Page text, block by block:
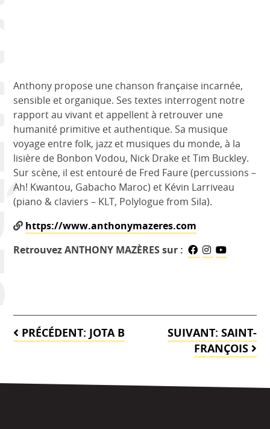
Anthony propose une chanson française incarnée,
sensible et organique. Ses textes interrogent notre
rapport au vivant et appellent à retrouver une
humanité primitive et authentique. Sa musique
voyage entre folk, jazz et musiques du monde, à la
lisière de Bonbon Vodou, Nick Drake et Tim Buckley.
Sur scène, il est entouré de Fred Faure (percussions –
Ah! Kwantou, Gabacho Maroc) et Kévin Larriveau
(piano & claviers – KLT, Polylogue from Sila).
https://www.anthonymazeres.com
Retrouvez ANTHONY MAZÈRES sur :
Navigation
de
PRÉCÉDENT: JOTA B SUIVANT: SAINT-
FRANÇOIS